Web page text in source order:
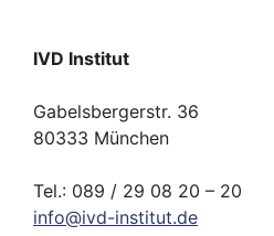
IVD Institut
Gabelsbergerstr. 36
80333 München
Tel.: 089 / 29 08 20 – 20
info@ivd-institut.de